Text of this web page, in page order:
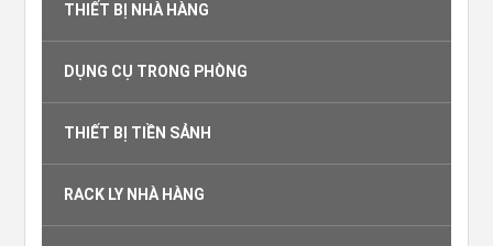
THIẾT BỊ NHÀ HÀNG
DỤNG CỤ TRONG PHÒNG
THIẾT BỊ TIỀN SẢNH
RACK LY NHÀ HÀNG